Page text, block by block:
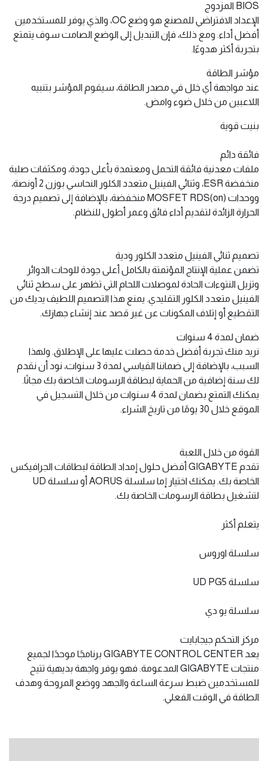
BIOS المزدوج
الإعداد الافتراضي للمصنع هو وضع OC، والذي يوفر للمستخدمين
أفضل أداء. ومع ذلك، فإن التبديل إلى الوضع الصامت سوف يتمتع
بتجربة أكثر هدوءًا.
مؤشر الطاقة
عند مواجهة أي خلل في مصدر الطاقة، سيقوم المؤشر بتنبيه
اللاعبين من خلال ضوء وامض.
بنيت قوية
فائقة دائم
ملفات معدنية فائقة التحمل ومعتمدة بأعلى جودة، ومكثفات صلبة
منخفضة ESR، وثنائي الفينيل متعدد الكلور النحاسي بوزن 2 أونصة،
ووحدات MOSFET RDS(on) منخفضة، بالإضافة إلى تصميم درجة
الحرارة الزائدة لتقديم أداء فائق وعمر أطول للنظام.
تصميم ثنائي الفينيل متعدد الكلور ودية
تضمن عملية الإنتاج المؤتمتة بالكامل أعلى جودة للوحات الدوائر
وتزيل النتوءات الحادة لموصلات اللحام التي تظهر على سطح ثنائي
الفينيل متعدد الكلور التقليدي. يمنع هذا التصميم اللطيف يديك من
التقطيع أو إتلاف المكونات عن غير قصد عند إنشاء جهازك.
ضمان لمدة 4 سنوات
نريد منك تجربة أفضل خدمة حصلت عليها على الإطلاق. ولهذا
السبب، بالإضافة إلى ضماننا القياسي لمدة 3 سنوات، نود أن نقدم
لك سنة إضافية من الحماية لبطاقة الرسومات الخاصة بك مجانًا.
يمكنك التمتع بضمان لمدة 4 سنوات من خلال التسجيل في
الموقع خلال 30 يومًا من تاريخ الشراء.
القوة من خلال اللعبة
تقدم GIGABYTE أفضل حلول إمداد الطاقة لبطاقات الجرافيكس
الخاصة بك. يمكنك اختيار إما سلسلة AORUS أو سلسلة UD
لتشغيل بطاقة الرسومات الخاصة بك.
يتعلم أكثر
سلسلة اوروس
سلسلة UD PG5
سلسلة يو دي
مركز التحكم جيجابايت
يعد GIGABYTE CONTROL CENTER برنامجًا موحدًا لجميع
منتجات GIGABYTE المدعومة. فهو يوفر واجهة بديهية تتيح
للمستخدمين ضبط سرعة الساعة والجهد ووضع المروحة وهدف
الطاقة في الوقت الفعلي.